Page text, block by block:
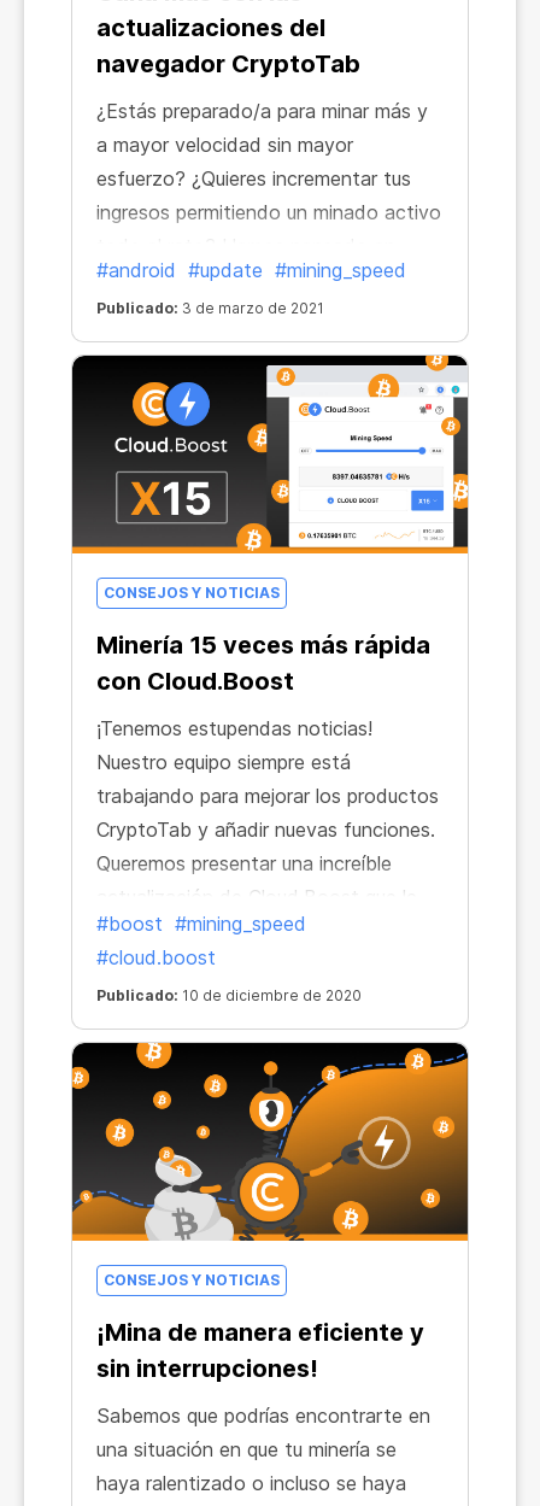
actualizaciones del
navegador CryptoTab
¿Estás preparado/a para minar más y
a mayor velocidad sin mayor
esfuerzo? ¿Quieres incrementar tus
ingresos permitiendo un minado activo
todo y lo hemos hecho posible.
Hemos mejorado nuestro Android
navegador y ahora es todavía más
productivo.
#android #update #mining_speed
Publicado: 3 de marzo de 2021
CONSEJOS Y NOTICIAS
Minería 15 veces más rápida
con Cloud.Boost
¡Tenemos estupendas noticias!
Nuestro equipo siempre está
trabajando para mejorar los productos
CryptoTab y añadir nuevas funciones.
Queremos presentar una increíble
actualización de Cloud.Boost que le
va a encantar a todos los usuarios de
CryptoTab. Ahora es más rápido y
mejor, y te permite ganar aún más.
Puedes aumentar la velocidad no solo
hasta 6 o 10 veces, sino incluso hasta
15 veces.
#boost #mining_speed
#cloud.boost
Publicado: 10 de diciembre de 2020
CONSEJOS Y NOTICIAS
¡Mina de manera eficiente y
sin interrupciones!
Sabemos que podrías encontrarte en
una situación en que tu minería se
haya ralentizado o incluso se haya